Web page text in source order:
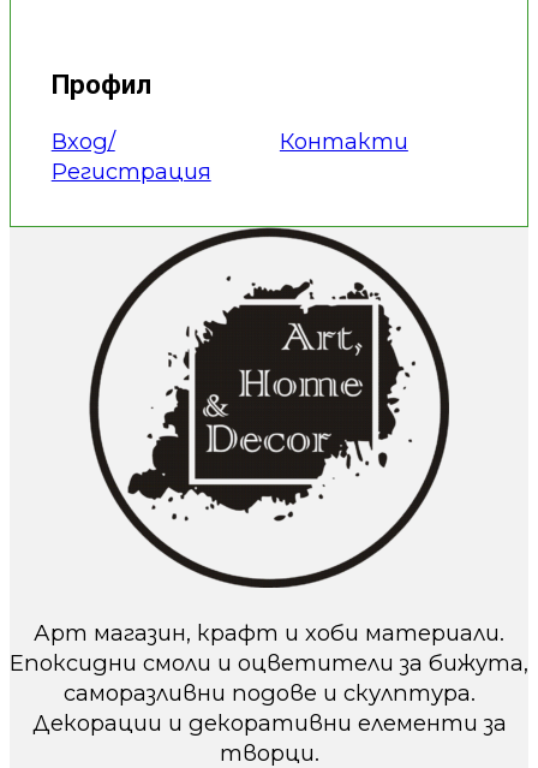
Арт магазин, крафт и хоби материали.
Епоксидни смоли и оцветители за бижута,
саморазливни подове и скулптура.
Декорации и декоративни елементи за
творци.
Профил
Вход/
Регистрация
Контакти